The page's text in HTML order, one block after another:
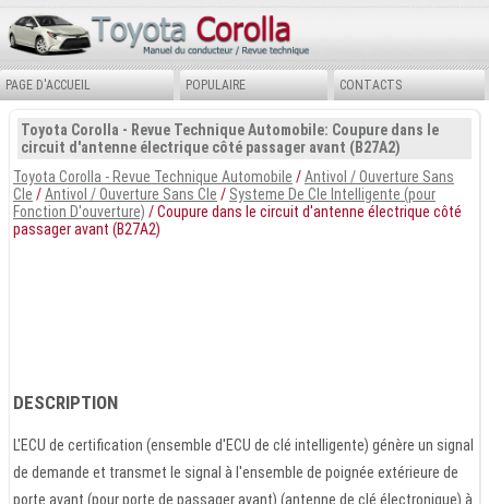
PAGE D'ACCUEIL POPULAIRE CONTACTS
Toyota Corolla - Revue Technique Automobile: Coupure dans le
circuit d'antenne électrique côté passager avant (B27A2)
Toyota Corolla - Revue Technique Automobile /Antivol / Ouverture Sans
Cle /Antivol / Ouverture Sans Cle / Systeme De Cle Intelligente (pour
Fonction D'ouverture) / Coupure dans le circuit d'antenne électrique côté
passager avant (B27A2)
DESCRIPTION
L'ECU de certification (ensemble d'ECU de clé intelligente) génère un signal
de demande et transmet le signal à l'ensemble de poignée extérieure de
porte avant (pour porte de passager avant) (antenne de clé électronique) à